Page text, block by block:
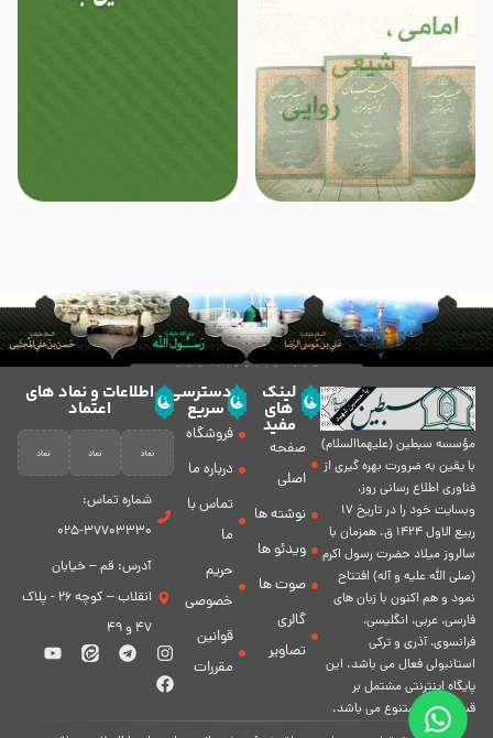
مؤسسه سبطين (عليهماالسلام)
با يقين به ضرورت بهره گیرى از
فناورى اطلاع رسانى روز،
وبسایت خود را در تاريخ 17
ربيع الاول 1424 ق. همزمان با
سالروز ميلاد حضرت رسول اكرم
(صلی الله علیه و آله) افتتاح
نمود و هم اكنون با زبان های
فارسی، عربى، انگلیسی،
فرانسوی، آذری و ترکی
استانبولی فعال مى باشد. اين
پايگاه اينترنتى مشتمل بر
قسمت هاى متنوع مى باشد.
لینک
های
مفید
صفحه
اصلی
نوشته ها
ویدئو ها
صوت ها
گالری
تصاویر
دسترسی
سریع
فروشگاه
درباره ما
تماس با
ما
حریم
خصوصی
قوانین
مقررات
اطلاعات و نماد های
اعتماد
شماره تماس:
37703330-025
آدرس: قم – خیابان
انقلاب – کوچه 26 - پلاک
47 و 49